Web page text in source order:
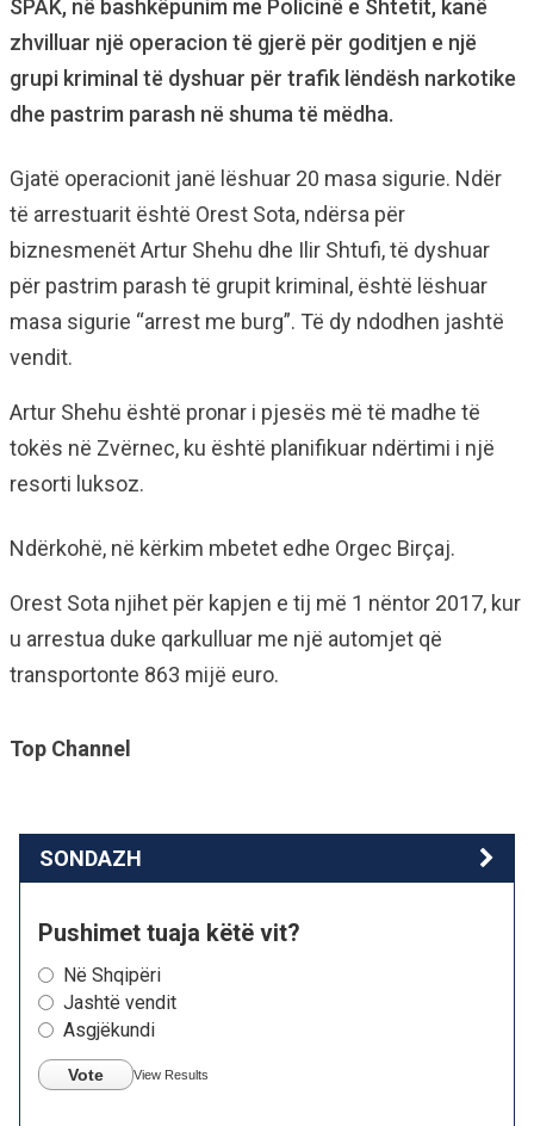
SPAK, në bashkëpunim me Policinë e Shtetit, kanë
zhvilluar një operacion të gjerë për goditjen e një
grupi kriminal të dyshuar për trafik lëndësh narkotike
dhe pastrim parash në shuma të mëdha.
Gjatë operacionit janë lëshuar 20 masa sigurie. Ndër
të arrestuarit është Orest Sota, ndërsa për
biznesmenët Artur Shehu dhe Ilir Shtufi, të dyshuar
për pastrim parash të grupit kriminal, është lëshuar
masa sigurie “arrest me burg”. Të dy ndodhen jashtë
vendit.
Artur Shehu është pronar i pjesës më të madhe të
tokës në Zvërnec, ku është planifikuar ndërtimi i një
resorti luksoz.
Ndërkohë, në kërkim mbetet edhe Orgec Birçaj.
Orest Sota njihet për kapjen e tij më 1 nëntor 2017, kur
u arrestua duke qarkulluar me një automjet që
transportonte 863 mijë euro.
Top Channel
SONDAZH
Pushimet tuaja këtë vit?
Në Shqipëri
Jashtë vendit
Asgjëkundi
Vote View Results